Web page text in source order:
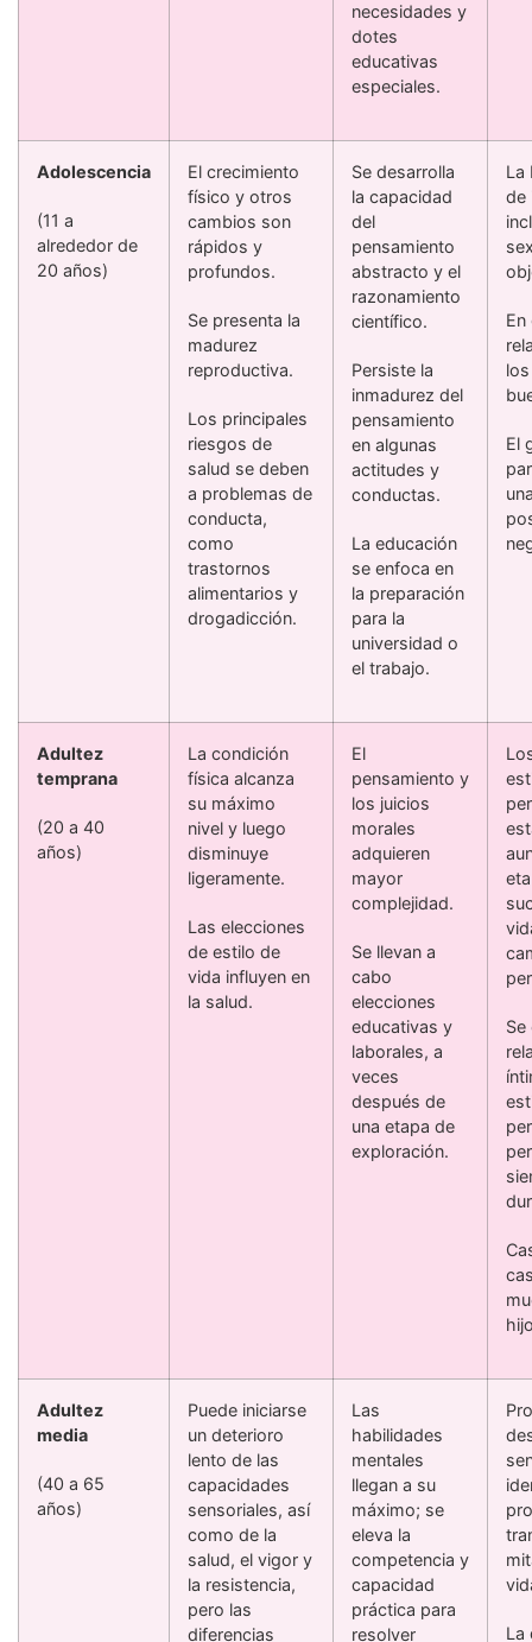
necesidades y
dotes
educativas
especiales.
Adolescencia
(11 a
alrededor de
20 años)
El crecimiento
físico y otros
cambios son
rápidos y
profundos.
Se presenta la
madurez
reproductiva.
Los principales
riesgos de
salud se deben
a problemas de
conducta,
como
trastornos
alimentarios y
drogadicción.
Se desarrolla
la capacidad
del
pensamiento
abstracto y el
razonamiento
científico.
Persiste la
inmadurez del
pensamiento
en algunas
actitudes y
conductas.
La educación
se enfoca en
la preparación
para la
universidad o
el trabajo.
La
de
En
El
Adultez
temprana
(20 a 40
años)
La condición
física alcanza
su máximo
nivel y luego
disminuye
ligeramente.
Las elecciones
de estilo de
vida influyen en
la salud.
El
pensamiento y
los juicios
morales
adquieren
mayor
complejidad.
Se llevan a
cabo
elecciones
educativas y
laborales, a
veces
después de
una etapa de
exploración.
Se
Adultez
media
(40 a 65
años)
Puede iniciarse
un deterioro
lento de las
capacidades
sensoriales, así
como de la
salud, el vigor y
la resistencia,
pero las
diferencias
Las
habilidades
mentales
llegan a su
máximo; se
eleva la
competencia y
capacidad
práctica para
resolver
La